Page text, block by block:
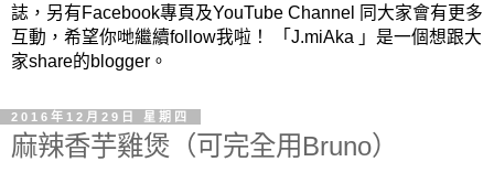
誌，另有Facebook專頁及YouTube Channel 同大家會有更多
互動，希望你哋繼續follow我啦！ 「J.miAka 」是一個想跟大
家share的blogger。
2016年12月29日 星期四
麻辣香芋雞煲（可完全用Bruno）